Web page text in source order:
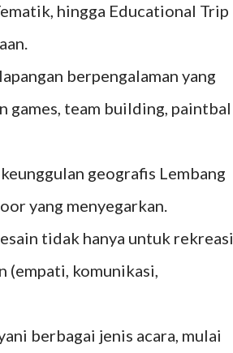
hingga Educational Trip
berpengalaman yang
games, team building,
geografis Lembang
yang menyegarkan.
tidak hanya untuk
(empati, komunikasi,
berbagai jenis acara, mulai